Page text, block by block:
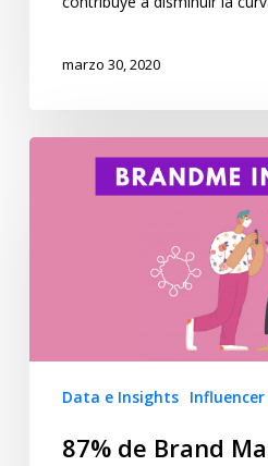
marzo 30, 2020
Data e Insights
87% de Brand